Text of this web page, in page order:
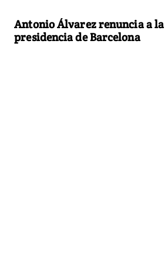
Antonio Álvarez renuncia a la
presidencia de Barcelona